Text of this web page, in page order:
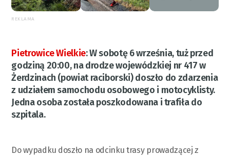
REKLAMA
Pietrowice Wielkie:W sobotę 6 września, tuż przed
godziną 20:00, na drodze wojewódzkiej nr 417 w
Żerdzinach (powiat raciborski) doszło do zdarzenia
z udziałem samochodu osobowego i motocyklisty.
Jedna osoba została poszkodowana i trafiła do
szpitala.
Do wypadku doszło na odcinku trasy prowadzącej z